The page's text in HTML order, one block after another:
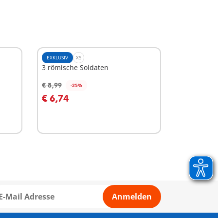
EXKLUSIV XS
3 römische Soldaten
€ 8,99 -25%
€ 6,74
Anmelden